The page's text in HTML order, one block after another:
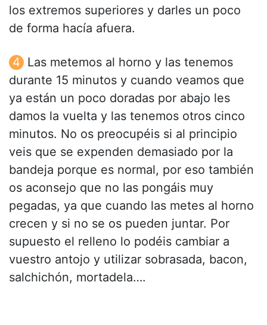
los extremos superiores y darles un poco
de forma hacía afuera.
Las metemos al horno y las tenemos
durante 15 minutos y cuando veamos que
ya están un poco doradas por abajo les
damos la vuelta y las tenemos otros cinco
minutos. No os preocupéis si al principio
veis que se expenden demasiado por la
bandeja porque es normal, por eso también
os aconsejo que no las pongáis muy
pegadas, ya que cuando las metes al horno
crecen y si no se os pueden juntar. Por
supuesto el relleno lo podéis cambiar a
vuestro antojo y utilizar sobrasada, bacon,
salchichón, mortadela….